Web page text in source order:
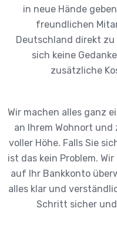
in neue Hände
freundlichen
Deutschland direkt zu
sich keine
zusätzliche
Wir machen alles ganz
an Ihrem Wohnort
voller Höhe. Falls Sie
ist das kein Problem.
auf Ihr Bankkonto
alles klar und
Schritt sicher